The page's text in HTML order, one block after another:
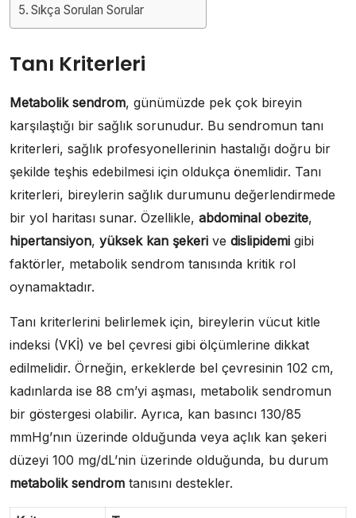
Sıkça Sorulan Sorular
Tanı Kriterleri
Metabolik sendrom, günümüzde pek çok bireyin
karşılaştığı bir sağlık sorunudur. Bu sendromun tanı
kriterleri, sağlık profesyonellerinin hastalığı doğru bir
şekilde teşhis edebilmesi için oldukça önemlidir. Tanı
kriterleri, bireylerin sağlık durumunu değerlendirmede
bir yol haritası sunar. Özellikle, abdominal obezite,
hipertansiyon, yüksek kan şekeri ve dislipidemi gibi
faktörler, metabolik sendrom tanısında kritik rol
oynamaktadır.
Tanı kriterlerini belirlemek için, bireylerin vücut kitle
indeksi (VKİ) ve bel çevresi gibi ölçümlerine dikkat
edilmelidir. Örneğin, erkeklerde bel çevresinin 102 cm,
kadınlarda ise 88 cm’yi aşması, metabolik sendromun
bir göstergesi olabilir. Ayrıca, kan basıncı 130/85
mmHg’nın üzerinde olduğunda veya açlık kan şekeri
düzeyi 100 mg/dL’nin üzerinde olduğunda, bu durum
metabolik sendrom tanısını destekler.